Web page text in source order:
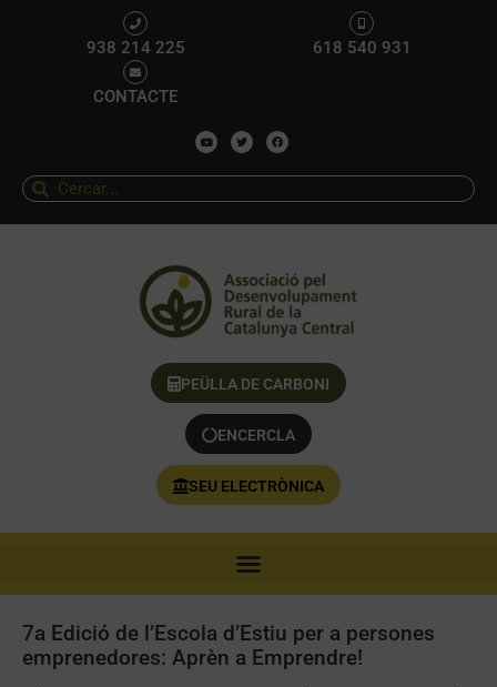
938 214 225 618 540 931
CONTACTE
PEÜLLA DE CARBONI
ENCERCLA
SEU ELECTRÒNICA
7a Edició de l’Escola d’Estiu per a persones
emprenedores: Aprèn a Emprendre!